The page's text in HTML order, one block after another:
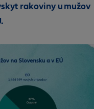
rakoviny u mužov